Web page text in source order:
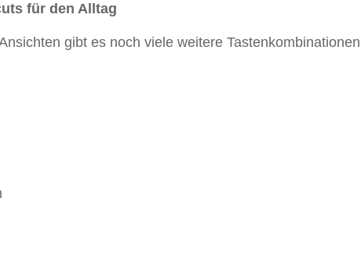
für den Alltag
gibt es noch viele weitere